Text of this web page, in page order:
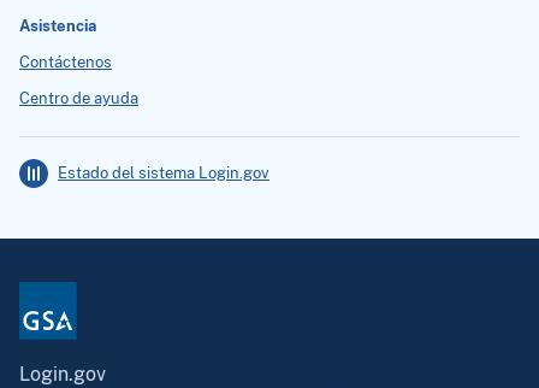
Asistencia
Contáctenos
Centro de ayuda
Estado del sistema Login.gov
Login.gov